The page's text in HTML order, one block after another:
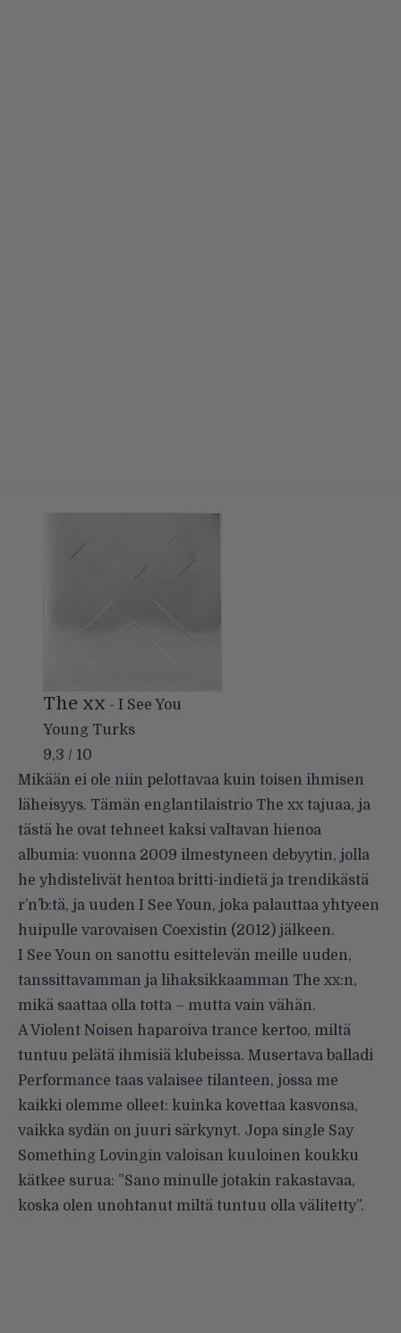
The xx - I See You
Young Turks
9,3 / 10
Mikään ei ole niin pelottavaa kuin toisen ihmisen
läheisyys. Tämän englantilaistrio The xx tajuaa, ja
tästä he ovat tehneet kaksi valtavan hienoa
albumia: vuonna 2009 ilmestyneen debyytin, jolla
he yhdistelivät hentoa britti-indietä ja trendikästä
r’n’b:tä, ja uuden I See Youn, joka palauttaa yhtyeen
huipulle varovaisen Coexistin (2012) jälkeen.
I See Youn on sanottu esittelevän meille uuden,
tanssittavamman ja lihaksikkaamman The xx:n,
mikä saattaa olla totta – mutta vain vähän.
A Violent Noisen haparoiva trance kertoo, miltä
tuntuu pelätä ihmisiä klubeissa. Musertava balladi
Performance taas valaisee tilanteen, jossa me
kaikki olemme olleet: kuinka kovettaa kasvonsa,
vaikka sydän on juuri särkynyt. Jopa single Say
Something Lovingin valoisan kuuloinen koukku
kätkee surua: ”Sano minulle jotakin rakastavaa,
koska olen unohtanut miltä tuntuu olla välitetty”.